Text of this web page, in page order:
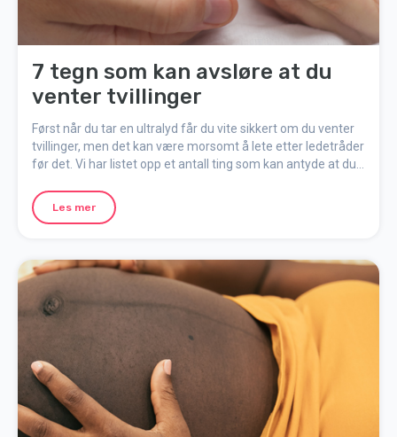
7 tegn som kan avsløre at du
venter tvillinger
Først når du tar en ultralyd får du vite sikkert om du venter
tvillinger, men det kan være morsomt å lete etter ledetråder
før det. Vi har listet opp et antall ting som kan antyde at du
Les mer